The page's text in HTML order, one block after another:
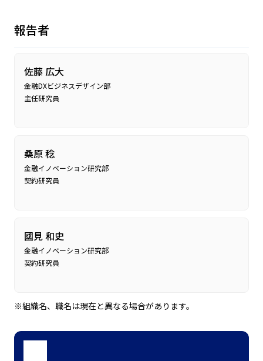
報告者
佐藤 広大
金融DXビジネスデザイン部
主任研究員
桑原 稔
金融イノベーション研究部
契約研究員
國見 和史
金融イノベーション研究部
契約研究員
※組織名、職名は現在と異なる場合があります。